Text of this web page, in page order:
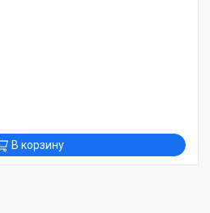
В корзину